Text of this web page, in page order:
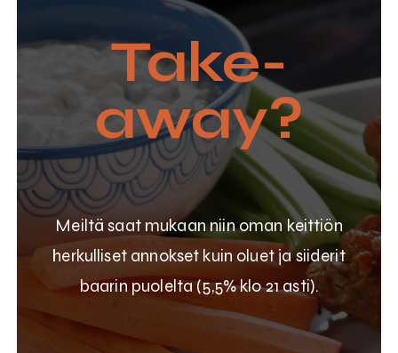
Take-
away?
Meiltä saat mukaan niin oman keittiön
herkulliset annokset kuin oluet ja siiderit
baarin puolelta (5,5% klo 21 asti).